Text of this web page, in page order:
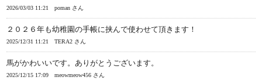
2026/03/03 11:21 poman さん
２０２６年も幼稚園の手帳に挟んで使わせて頂きます！
2025/12/31 11:21 TERA2 さん
馬がかわいいです。ありがとうございます。
2025/12/15 17:09 meowmeow456 さん